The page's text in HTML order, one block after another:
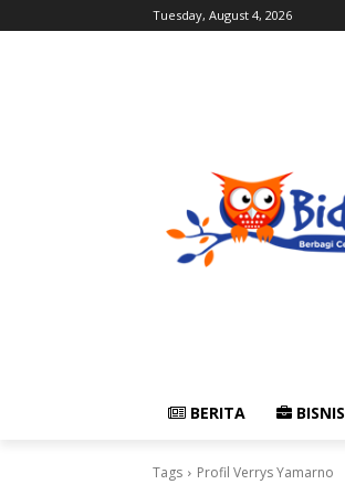
Tuesday, August 4, 2026
BERITA BISNIS
Tags Profil Verrys Yamarno